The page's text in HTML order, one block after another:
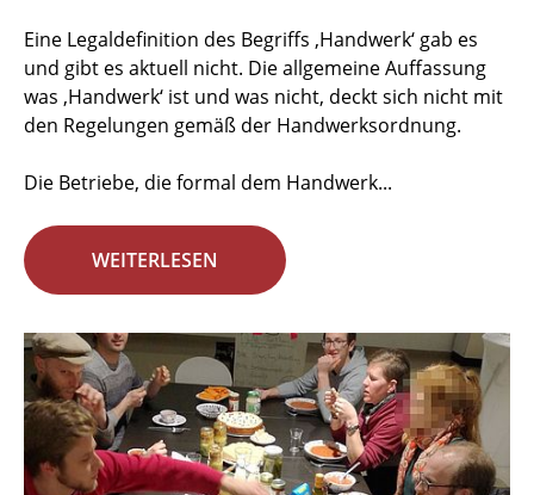
Eine Legaldefinition des Begriffs ‚Handwerk‘ gab es
und gibt es aktuell nicht. Die allgemeine Auffassung
was ‚Handwerk‘ ist und was nicht, deckt sich nicht mit
den Regelungen gemäß der Handwerksordnung.
Die Betriebe, die formal dem Handwerk...
WEITERLESEN